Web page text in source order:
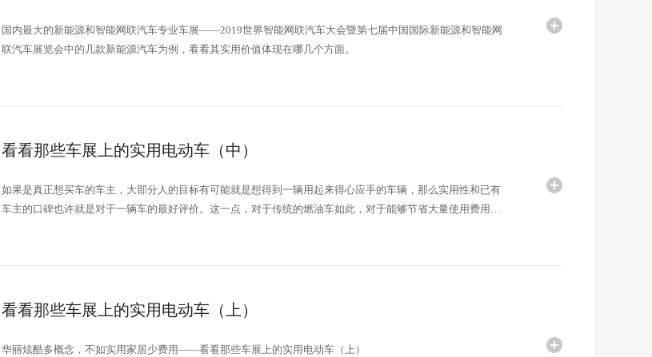
国内最大的新能源和智能网联汽车专业车展——2019世界智能网联汽车大会暨第七届中国国际新能源和智能网
联汽车展览会中的几款新能源汽车为例，看看其实用价值体现在哪几个方面。
看看那些车展上的实用电动车（中）
如果是真正想买车的车主，大部分人的目标有可能就是想得到一辆用起来得心应手的车辆，那么实用性和已有
车主的口碑也许就是对于一辆车的最好评价。这一点，对于传统的燃油车如此，对于能够节省大量使用费用的
看看那些车展上的实用电动车（上）
华丽炫酷多概念，不如实用家居少费用——看看那些车展上的实用电动车（上）